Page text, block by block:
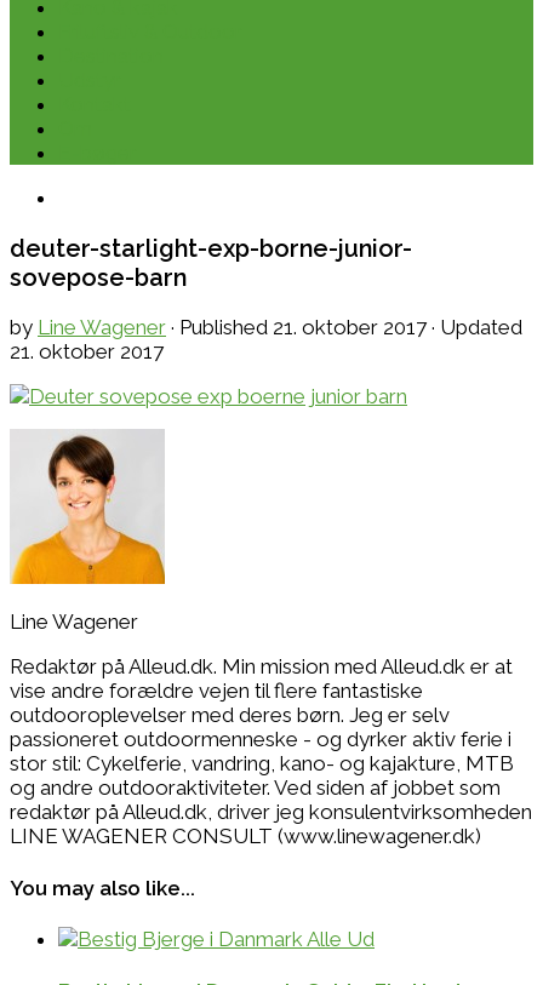
deuter-starlight-exp-borne-junior-
sovepose-barn
by Line Wagener · Published 21. oktober 2017· Updated
21. oktober 2017
Line Wagener
Redaktør på Alleud.dk. Min mission med Alleud.dk er at
vise andre forældre vejen til flere fantastiske
outdooroplevelser med deres børn. Jeg er selv
passioneret outdoormenneske - og dyrker aktiv ferie i
stor stil: Cykelferie, vandring, kano- og kajakture, MTB
og andre outdooraktiviteter. Ved siden af jobbet som
redaktør på Alleud.dk, driver jeg konsulentvirksomheden
LINE WAGENER CONSULT (www.linewagener.dk)
You may also like...